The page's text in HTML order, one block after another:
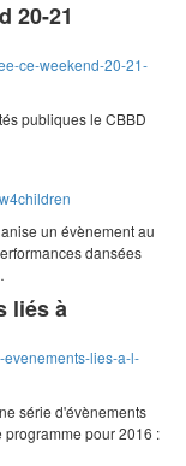
20-21
ce-weekend-20-21-
publiques le CBBD
un évènement au
dansées
liés à
evenements-lies-a-l-
série d'évènements
pour 2016 :